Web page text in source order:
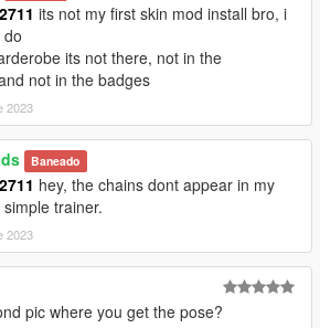
its not my first skin mod install bro, i
its not there, not in the
not in the badges
2023
Baneado
hey, the chains dont appear in my
trainer.
2023
pic where you get the pose?